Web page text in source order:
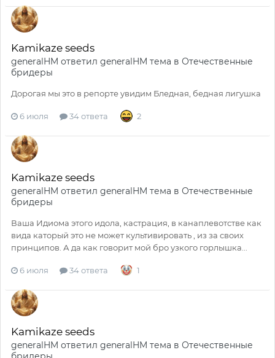
Kamikaze seeds
generalHM ответил generalHM тема в Отечественные
бридеры
Дорогая мы это в репорте увидим Бледная, бедная лигушка
6 июля 34 ответа 2
Kamikaze seeds
generalHM ответил generalHM тема в Отечественные
бридеры
Ваша Идиома этого идола, кастрация, в канаплевотстве как
вида каторый это не может культивировать , из за своих
принципов. А да как говорит мой бро узкого горлышка...
6 июля 34 ответа 1
Kamikaze seeds
generalHM ответил generalHM тема в Отечественные